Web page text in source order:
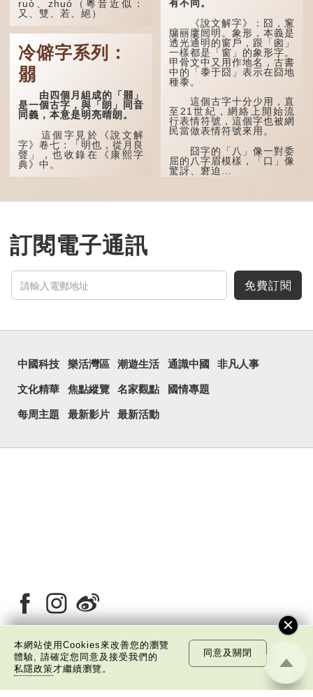
ruò、zhuó（粵音近似：
又、雙、若、絕）
「又」和「双」比較
易理解，前者表示再次，後
者表示一對，兩個「又」便
是「双」。
「叒」（音：若）原是
古代神話中的樹木名
稱。 《說文解字·叒部》：
「叒，日初出東方湯谷所登
榑桑，叒木也。」
「叕...
冷僻字系列：
朤
由四個月組成的「朤」
是一個古字，與「朗」同音
同義，本意是明亮晴朗。
這個字見於《說文解
字》卷七：「明也，從月良
聲」，也收錄在《康熙字
典》中。
「朤朤乾坤，捨我其
宙等，形容政治清明，天下
太平！
飛。」也是指天清氣明，鳥
兒可高飛。
「朤朤脆脆」就是形容
有不同。
《說文解字》：囧，窻
牖丽廔闿明。象形，本義是
透光通明的窗戶，跟「囪」
一樣都是「窗」的象形字。
甲骨文中又用作地名，古書
中的「黍于囧」表示在囧地
種黍。
這個古字十分少用，直
至21世紀，網絡上開始流
行表情符號，這個字也被網
民當做表情符號來用。
囧字的「八」像一對委
屈的八字眉模樣，「口」像
驚訝、窘迫...
訂閱電子通訊
免費訂閱
中國科技 樂活灣區 潮遊生活 通識中國 非凡人事
文化精華 焦點縱覽 名家觀點 國情專題
每周主題 最新影片 最新活動
關於我們 版權告示 私隱政策聲明 免責聲明
本網站使用Cookies來改善您的瀏覽
體驗, 請確定您同意及接受我們的
私隱政策才繼續瀏覽。
同意及關閉